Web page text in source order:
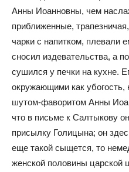
Анны Иоанновны, чем
приближенные,
чарки с напитком, плевали
сносил издевательства, а
сушился у печки на кухне.
окружающими как убогость,
шутом-фаворитом Анны
что в письме к Салтыкову
присылку Голицына; он
еще такой сыщется, то
женской половины царской